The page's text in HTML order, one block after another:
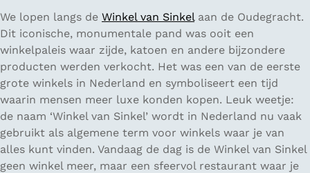
We lopen langs de Winkel van Sinkelaan de Oudegracht.
Dit iconische, monumentale pand was ooit een
winkelpaleis waar zijde, katoen en andere bijzondere
producten werden verkocht. Het was een van de eerste
grote winkels in Nederland en symboliseert een tijd
waarin mensen meer luxe konden kopen. Leuk weetje:
de naam ‘Winkel van Sinkel’ wordt in Nederland nu vaak
gebruikt als algemene term voor winkels waar je van
alles kunt vinden. Vandaag de dag is de Winkel van Sinkel
geen winkel meer, maar een sfeervol restaurant waar je